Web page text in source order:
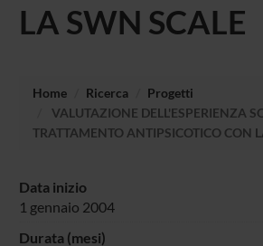
LA SWN SCALE
Home Ricerca
Progetti
VALUTAZIONE DELL'ESPERIENZA
TRATTAMENTO ANTIPSICOTICO CON
Data inizio
1 gennaio 2004
Durata (mesi)